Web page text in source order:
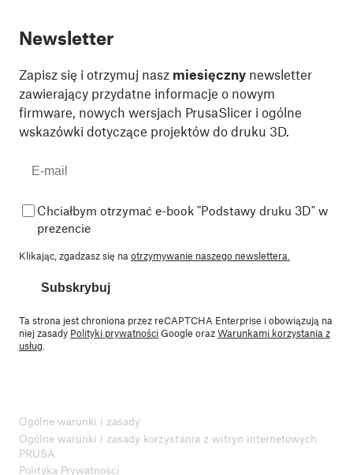
Newsletter
Zapisz się i otrzymuj nasz miesięczny newsletter
zawierający przydatne informacje o nowym
firmware, nowych wersjach PrusaSlicer i ogólne
wskazówki dotyczące projektów do druku 3D.
Chciałbym otrzymać e-book "Podstawy druku 3D" w
prezencie
Klikając, zgadzasz się na otrzymywanie naszego newslettera.
Subskrybuj
Ta strona jest chroniona przez reCAPTCHA Enterprise i obowiązują na
niej zasady Polityki prywatnościGoogle orazWarunkami korzystania z
usług
Ogólne warunki i zasady
Ogólne warunki i zasady korzystania z witryn internetowych
PRUSA
Polityka Prywatności